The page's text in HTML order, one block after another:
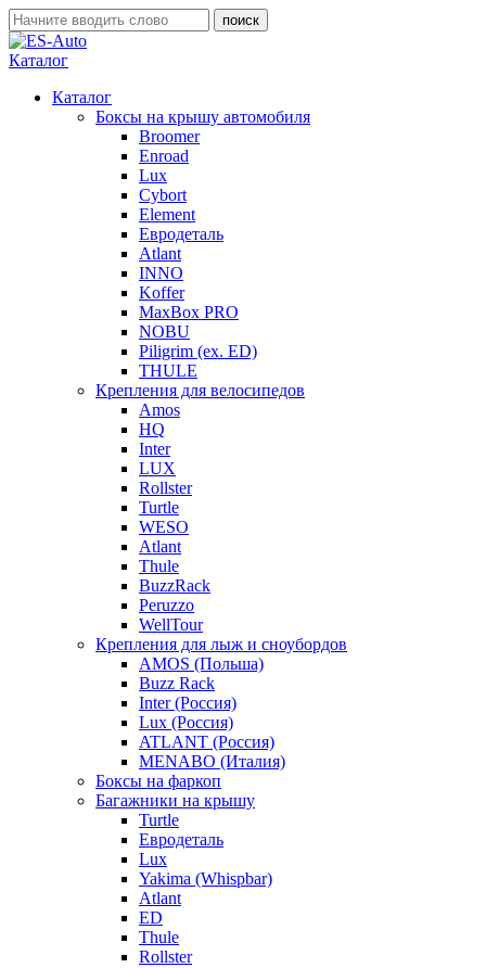
Каталог
Каталог
Боксы на крышу автомобиля
Broomer
Enroad
Lux
Cybort
Element
Евродеталь
Atlant
INNO
Koffer
MaxBox PRO
NOBU
Piligrim (ex. ED)
THULE
Крепления для велосипедов
Amos
HQ
Inter
LUX
Rollster
Turtle
WESO
Atlant
Thule
BuzzRack
Peruzzo
WellTour
Крепления для лыж и сноубордов
AMOS (Польша)
Buzz Rack
Inter (Россия)
Lux (Россия)
ATLANT (Россия)
MENABO (Италия)
Боксы на фаркоп
Багажники на крышу
Turtle
Евродеталь
Lux
Yakima (Whispbar)
Atlant
ED
Thule
Rollster